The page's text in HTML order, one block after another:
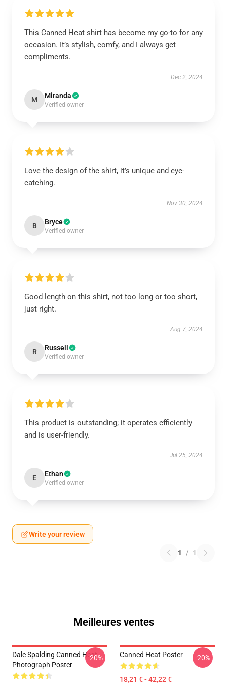
This Canned Heat shirt has become my go-to for any
occasion. It’s stylish, comfy, and I always get
compliments.
Dec 2, 2024
M Miranda
Verified owner
Love the design of the shirt, it’s unique and eye-
catching.
Nov 30, 2024
B Bryce
Verified owner
Good length on this shirt, not too long or too short,
just right.
Aug 7, 2024
R Russell
Verified owner
This product is outstanding; it operates efficiently
and is user-friendly.
Jul 25, 2024
E Ethan
Verified owner
Write your review
1 / 1
Meilleures ventes
Dale Spalding Canned Heat
Photograph Poster
-20% Canned Heat Poster
18,21 € - 42,22 €
-20%